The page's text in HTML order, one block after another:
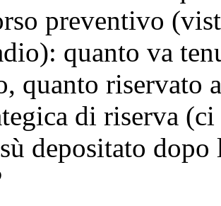
preventivo
quanto va
quanto riservato
di riserva
depositato